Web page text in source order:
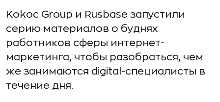
Kokoc Group и Rusbase запустили
серию материалов о буднях
работников сферы интернет-
маркетинга, чтобы разобраться, чем
же занимаются digital-специалисты в
течение дня.